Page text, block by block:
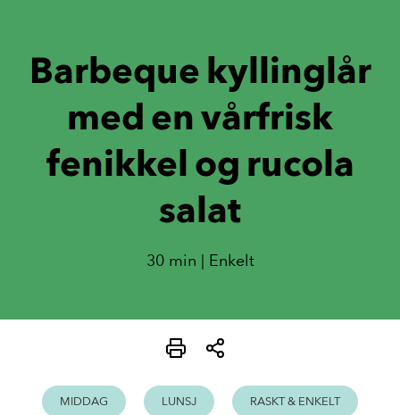
Barbeque kyllinglår
med en vårfrisk
fenikkel og rucola
salat
30 min | Enkelt
MIDDAG LUNSJ RASKT & ENKELT